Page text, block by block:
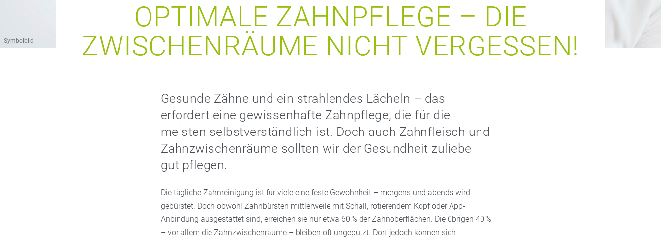
Symbolbild
OPTIMALE ZAHNPFLEGE – DIE
ZWISCHENRÄUME NICHT VERGESSEN!
Gesunde Zähne und ein strahlendes Lächeln – das
erfordert eine gewissenhafte Zahnpflege, die für die
meisten selbstverständlich ist. Doch auch Zahnfleisch und
Zahnzwischenräume sollten wir der Gesundheit zuliebe
gut pflegen.
Die tägliche Zahnreinigung ist für viele eine feste Gewohnheit – morgens und abends wird
gebürstet. Doch obwohl Zahnbürsten mittlerweile mit Schall, rotierendem Kopf oder App-
Anbindung ausgestattet sind, erreichen sie nur etwa 60 % der Zahnoberflächen. Die übrigen 40 %
– vor allem die Zahnzwischenräume – bleiben oft ungeputzt. Dort jedoch können sich